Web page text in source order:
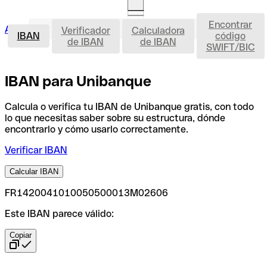
Acceso clientesAbrir cuenta IBAN
IBAN
Verificador
de IBAN
Calculadora
de IBAN
Encontrar
código
SWIFT/BIC
IBAN para Unibanque
Calcula o verifica tu IBAN de Unibanque gratis, con todo
lo que necesitas saber sobre su estructura, dónde
encontrarlo y cómo usarlo correctamente.
Verificar IBAN
Calcular IBAN
FR1420041010050500013M02606
Este IBAN parece válido:
Copiar